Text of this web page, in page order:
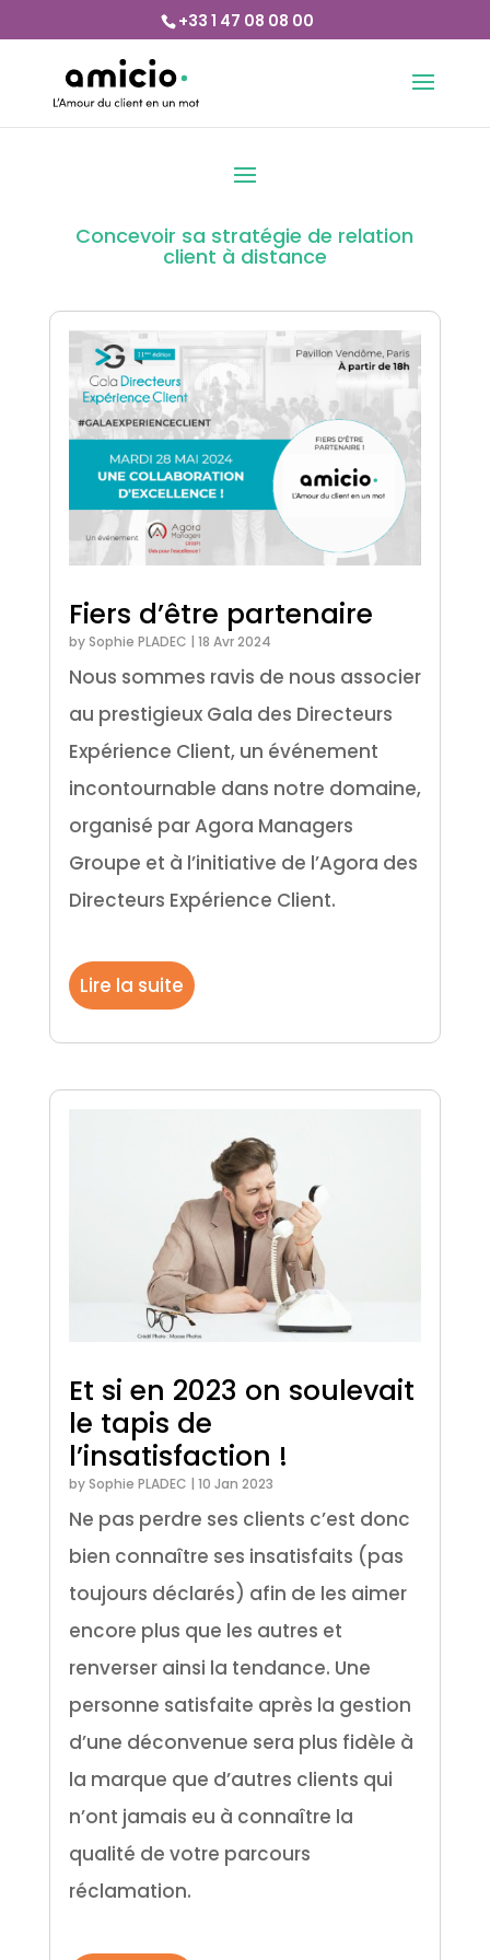
+33 1 47 08 08 00
Concevoir sa stratégie de relation
client à distance
Fiers d’être partenaire
bySophie PLADEC | 18 Avr 2024
Nous sommes ravis de nous associer
au prestigieux Gala des Directeurs
Expérience Client, un événement
incontournable dans notre domaine,
organisé par Agora Managers
Groupe et à l’initiative de l’Agora des
Directeurs Expérience Client.
Lire la suite
Et si en 2023 on soulevait
le tapis de
l’insatisfaction !
bySophie PLADEC | 10 Jan 2023
Ne pas perdre ses clients c’est donc
bien connaître ses insatisfaits (pas
toujours déclarés) afin de les aimer
encore plus que les autres et
renverser ainsi la tendance. Une
personne satisfaite après la gestion
d’une déconvenue sera plus fidèle à
la marque que d’autres clients qui
n’ont jamais eu à connaître la
qualité de votre parcours
réclamation.